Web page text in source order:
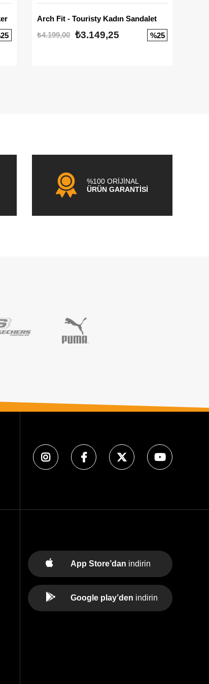
Arch Fit - Touristy Kadın Sandalet
₺4.199,00
₺3.149,25 %25
%100 ORİJİNAL
ÜRÜN GARANTİSİ
App Store’dan indirin
Google play’den indirin